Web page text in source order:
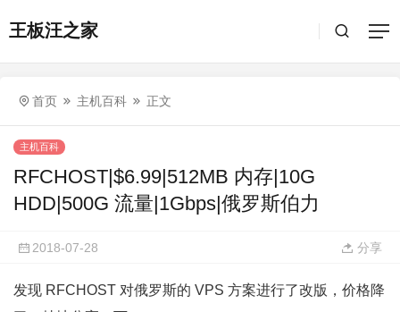
王板汪之家
首页 主机百科 正文
主机百科
RFCHOST|$6.99|512MB 内存|10G
HDD|500G 流量|1Gbps|俄罗斯伯力
2018-07-28 分享
发现 RFCHOST 对俄罗斯的 VPS 方案进行了改版，价格降